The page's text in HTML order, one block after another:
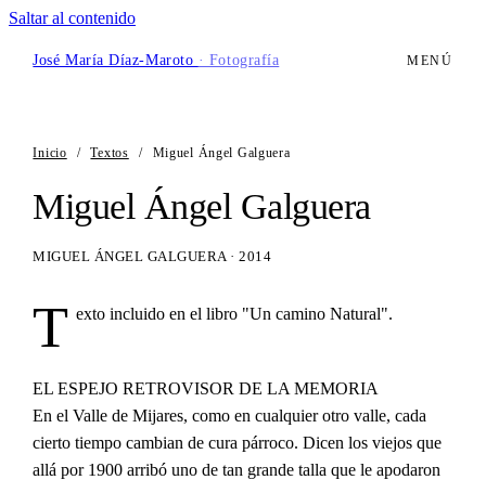
Saltar al contenido
José María Díaz-Maroto · Fotografía MENÚ
Inicio / Textos / Miguel Ángel Galguera
Miguel Ángel Galguera
MIGUEL ÁNGEL GALGUERA · 2014
T exto incluido en el libro "Un camino Natural".
EL ESPEJO RETROVISOR DE LA MEMORIA
En el Valle de Mijares, como en cualquier otro valle, cada
cierto tiempo cambian de cura párroco. Dicen los viejos que
allá por 1900 arribó uno de tan grande talla que le apodaron